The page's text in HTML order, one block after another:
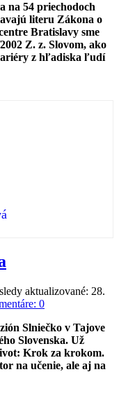
na 54 priechodoch
literu Zákona o
Bratislavy sme
Z. z. Slovom, ako
z hľadiska ľudí
aktualizované: 28.
0
Slniečko v Tajove
Slovenska. Už
Krok za krokom.
na učenie, ale aj na